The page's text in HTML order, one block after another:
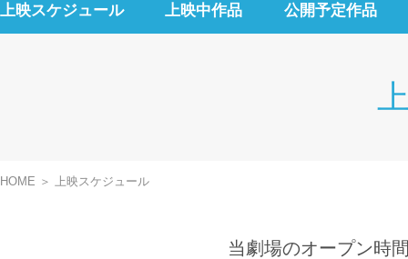
上映スケジュール 上映中作品 公開予定作品
HOME 上映スケジュール
当劇場のオープン時